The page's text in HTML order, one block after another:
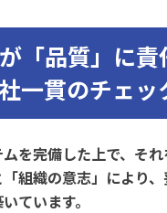
「品質」に責
一貫のチェッ
を完備した上で、そ
「組織の意志」により
ています。